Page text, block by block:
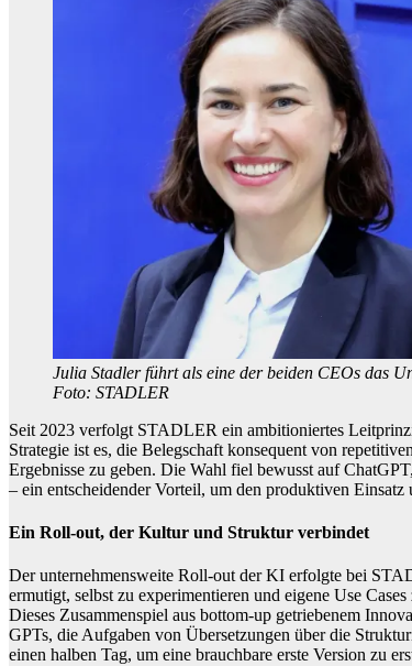
Julia Stadler führt als eine der beiden CEOs das
Foto: STADLER
Seit 2023 verfolgt STADLER ein ambitioniertes
Strategie ist es, die Belegschaft konsequent von
Ergebnisse zu geben. Die Wahl fiel bewusst auf
– ein entscheidender Vorteil, um den produktiven Einsatz
Ein Roll-out, der Kultur und Struktur verbindet
Der unternehmensweite Roll-out der KI erfolgte bei
ermutigt, selbst zu experimentieren und eigene Use
Dieses Zusammenspiel aus bottom-up getriebenem
GPTs, die Aufgaben von Übersetzungen über die
einen halben Tag, um eine brauchbare erste Version zu